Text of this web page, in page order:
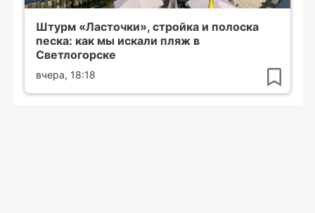
Штурм «Ласточки», стройка и полоска
песка: как мы искали пляж в
Светлогорске
вчера, 18:18